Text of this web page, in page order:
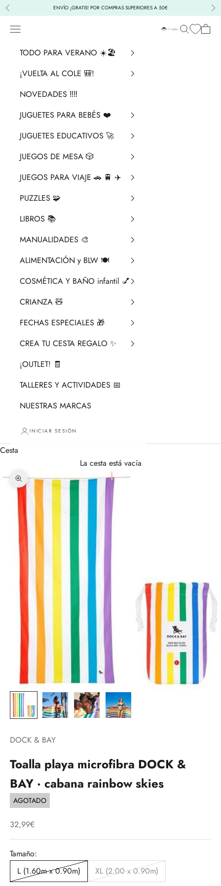
Ir al contenido
Anterior ENVÍO ¡GRATIS! POR COMPRAS SUPERIORES A 50€
La Chata
Menú BuscarCesta
TODO PARA VERANO ☀️🏖️
¡VUELTA AL COLE 🎒!
NOVEDADES ‼️​‼️​
JUGUETES PARA BEBÉS ❤️​
JUGUETES EDUCATIVOS 🚀
JUEGOS DE MESA 🎲
JUEGOS PARA VIAJE 🚗 🚆 ✈️
PUZZLES 🧩
LIBROS 📚​
MANUALIDADES 🎨​
ALIMENTACIÓN y BLW 🍽️
COSMÉTICA Y BAÑO infantil 💅
CRIANZA ​🧸​
FECHAS ESPECIALES 🎁
CREA TU CESTA REGALO ✨
¡OUTLET! 🧾
TALLERES Y ACTIVIDADES 📅
NUESTRAS MARCAS
INICIAR SESIÓN
Cesta
La cesta está vacía
Zoom
DOCK & BAY
Toalla playa microfibra DOCK &
BAY · cabana rainbow skies
AGOTADO
Precio de oferta
32,99€
Tamaño:
L (1.60m x 0.90m)
XL (2.00 x 0.90m)